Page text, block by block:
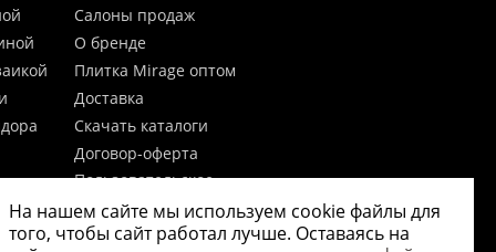
20мм)
Салоны продаж
О бренде
Плитка Mirage оптом
Доставка
Скачать каталоги
Договор-оферта
Пользовательское
Согласие на обработку
персональных данных
На нашем сайте мы используем cookie файлы для
того, чтобы сайт работал лучше. Оставаясь на